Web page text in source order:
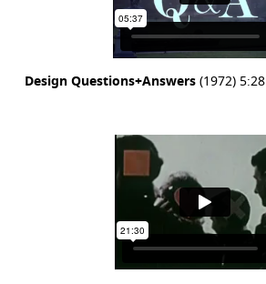
Design Questions+Answers(1972) 5:28